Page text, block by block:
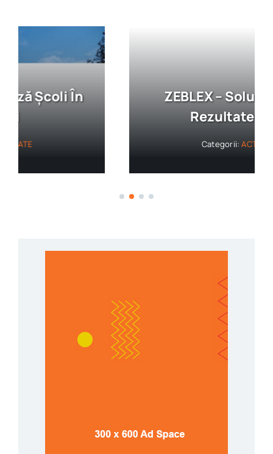
ZEBLEX – Soluții Durabile,
Rezultate Vizibile